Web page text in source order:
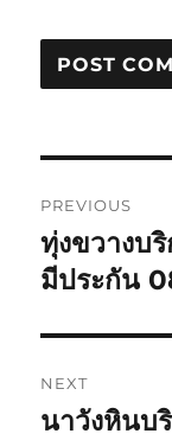
PREVIOUS
Previous
post:
ทุ่งขวางบ
มีประกัน
NEXT
Next
นาวังหินบ